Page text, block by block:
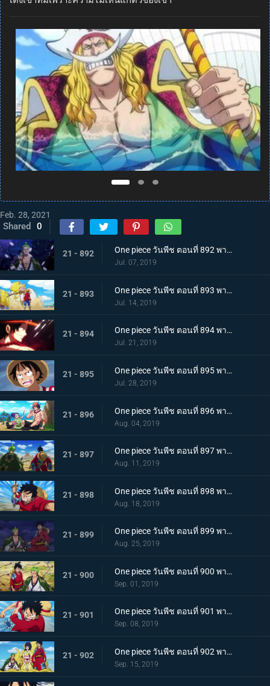
Feb. 28, 2021
Shared 0
21 - 892 One piece วันพีช ตอนที่ 892 พากย์ไทย แคว้นวาโนะคุนิ! สู่แคว้นแห่งซามูไร
Jul. 07, 2019
21 - 893 One piece วันพีช ตอนที่ 893 พากย์ไทย โอทามะปรากฏตัว ลูฟี่ vs ทหารไคโด!
Jul. 14, 2019
21 - 894 One piece วันพีช ตอนที่ 894 พากย์ไทย จะต้องมาแน่ๆ ตำนานเอสที่แคว้นวาโนะ!
Jul. 21, 2019
21 - 895 One piece วันพีช ตอนที่ 895 พากย์ไทย ตอนพิเศษ! นักล่าค่าหัวสุดแกร่ง ซีดอล
Jul. 28, 2019
21 - 896 One piece วันพีช ตอนที่ 896 พากย์ไทย ตอนพิเศษ! ศึกตัดสินระหว่างลูฟี่และเจ้าแห่งแก๊ส
Aug. 04, 2019
21 - 897 One piece วันพีช ตอนที่ 897 พากย์ไทย ช่วยโอทามะ หมวกฟางทะลวงฝ่าทุ่งรกร้าง!
Aug. 11, 2019
21 - 898 One piece วันพีช ตอนที่ 898 พากย์ไทย ดาราเด่น! จอมขมังเวทย์ฮอว์คินส์ออกโรง
Aug. 18, 2019
21 - 899 One piece วันพีช ตอนที่ 899 พากย์ไทย ความพ่ายแพ้ที่เลี่ยงไม่ได้ การโจมตีอย่างหนักของสตรอว์แมน!
Aug. 25, 2019
21 - 900 One piece วันพีช ตอนที่ 900 พากย์ไทย วันที่แสนจะสุดยอด โอทามะ และ ถั่วแดงต้ม
Sep. 01, 2019
21 - 901 One piece วันพีช ตอนที่ 901 พากย์ไทย บุกรังของศัตรู เมืองบาคุระที่เต็มไปด้วยเจ้าหน้าที่รัฐ!
Sep. 08, 2019
21 - 902 One piece วันพีช ตอนที่ 902 พากย์ไทย โยโกสุนะออกโรง อุราชิมะผู้ไร้เทียมทานผู้หมายปองโออิคุ!
Sep. 15, 2019